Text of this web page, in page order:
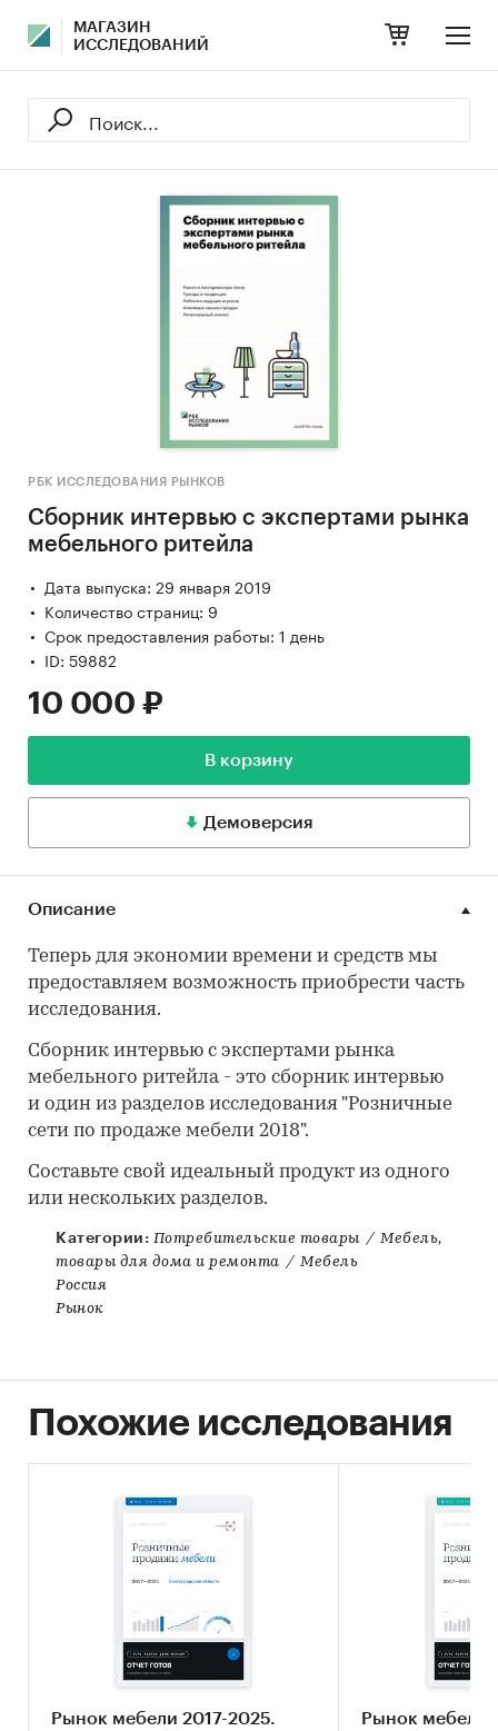
МАГАЗИН
ИССЛЕДОВАНИЙ
РБК ИССЛЕДОВАНИЯ РЫНКОВ
Сборник интервью с экспертами рынка
мебельного ритейла
Дата выпуска: 29 января 2019
Количество страниц: 9
Срок предоставления работы: 1 день
ID: 59882
10 000 ₽
В корзину
Демоверсия
Описание
Теперь для экономии времени и средств мы
предоставляем возможность приобрести часть
исследования.
Сборник интервью с экспертами рынка
мебельного ритейла - это сборник интервью
и один из разделов исследования "Розничные
сети по продаже мебели 2018".
Составьте свой идеальный продукт из одного
или нескольких разделов.
Категории: Потребительские товары / Мебель,
товары для дома и ремонта / Мебель
Россия
Рынок
Похожие исследования
Рынок мебели 2017-2025.
Рынок мебели